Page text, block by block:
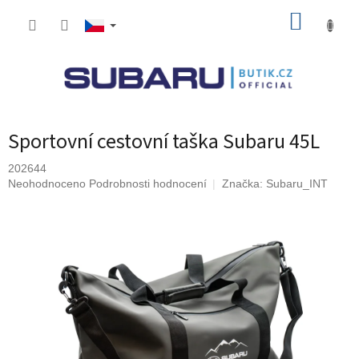
Sportovní cestovní taška Subaru 45L
202644
Průměrné
hvězdiček.
Neohodnoceno Podrobnosti hodnocení Značka: Subaru_INT